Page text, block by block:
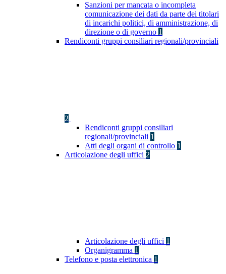
Sanzioni per mancata o incompleta
comunicazione dei dati da parte dei titolari
di incarichi politici, di amministrazione, di
direzione o di governo 1
Rendiconti gruppi consiliari regionali/provinciali
2
Rendiconti gruppi consiliari
regionali/provinciali 1
Atti degli organi di controllo 1
Articolazione degli uffici 2
Articolazione degli uffici 1
Organigramma 1
Telefono e posta elettronica 1